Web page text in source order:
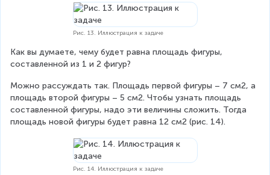
Рис. 13. Иллюстрация к задаче
Как вы думаете, чему будет равна площадь фигуры,
составленной из 1 и 2 фигур?
Можно рассуждать так. Площадь первой фигуры – 7 см2, а
площадь второй фигуры – 5 см2. Чтобы узнать площадь
составленной фигуры, надо эти величины сложить. Тогда
площадь новой фигуры будет равна 12 см2 (рис. 14).
Рис. 14. Иллюстрация к задаче